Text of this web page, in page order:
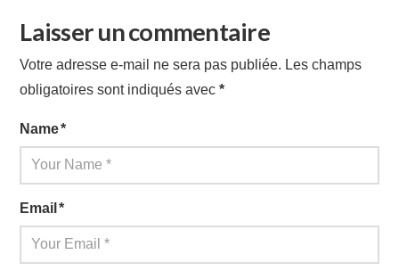
Laisser un commentaire
Votre adresse e-mail ne sera pas publiée. Les champs
obligatoires sont indiqués avec*
Name*
Email*